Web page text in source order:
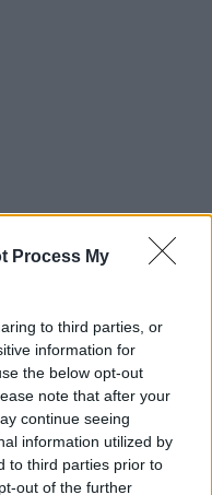
Process My
to third parties, or
information for
the below opt-out
note that after your
continue seeing
information utilized by
to third parties prior to
out of the further